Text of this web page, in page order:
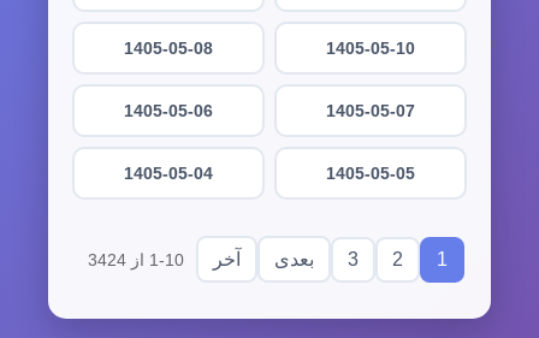
1405-05-10
1405-05-08
1405-05-07
1405-05-06
1405-05-05
1405-05-04
1
2
3 بعدی آخر 1-10 از 3424